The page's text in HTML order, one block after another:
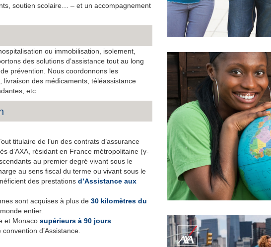
soutien scolaire… – et un accompagnement
ou immobilisation, isolement,
des solutions d’assistance tout au long
prévention. Nous coordonnons les
des médicaments, téléassistance
etc.
titulaire de l’un des contrats d’assurance
d’AXA, résidant en France métropolitaine (y-
au premier degré vivant sous le
au sens fiscal du terme ou vivant sous le
des prestations d’Assistance aux
sont acquises à plus de 30 kilomètres du
entier.
et Monaco supérieurs à 90 jours
d’Assistance.